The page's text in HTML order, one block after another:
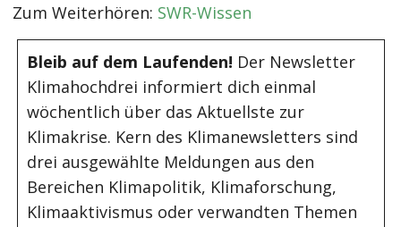
Zum Weiterhören: SWR-Wissen
Bleib auf dem Laufenden! Der Newsletter
Klimahochdrei informiert dich einmal
wöchentlich über das Aktuellste zur
Klimakrise. Kern des Klimanewsletters sind
drei ausgewählte Meldungen aus den
Bereichen Klimapolitik, Klimaforschung,
Klimaaktivismus oder verwandten Themen